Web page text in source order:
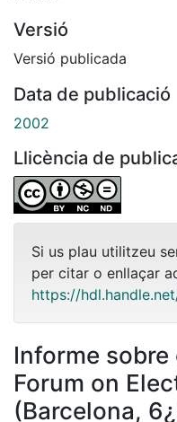
Versió
Versió publicada
Data de publicació
2002
Llicència de
Si us plau utilitzeu
per citar o enllaçar
https://
Informe
Forum on
(Barcelona,